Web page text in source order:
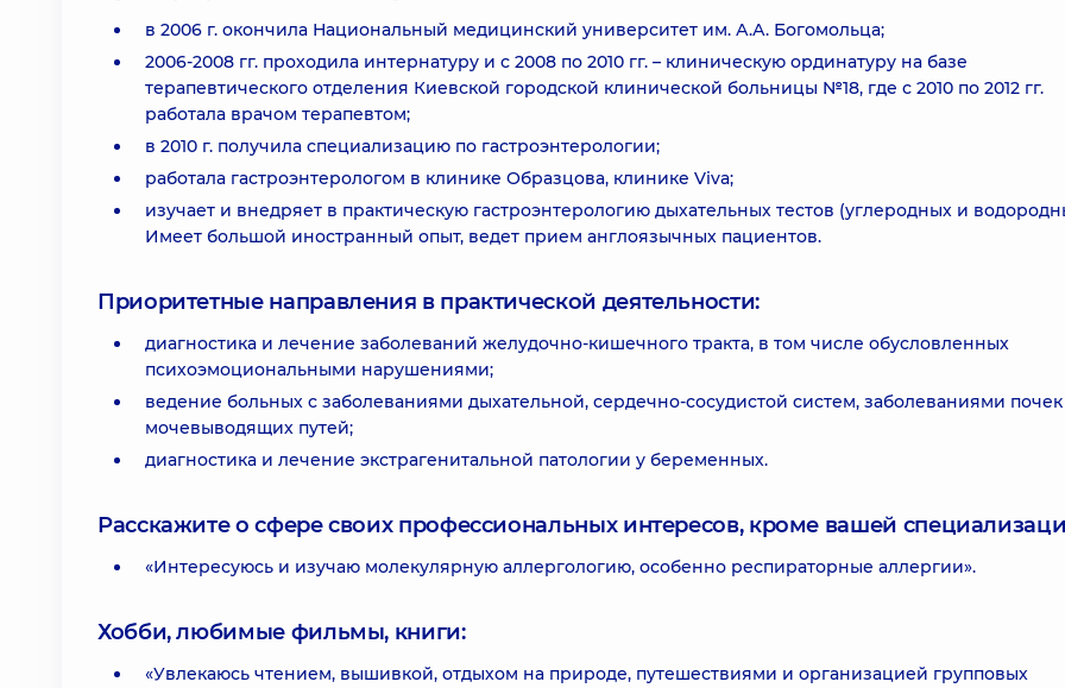
в 2006 г. окончила Национальный медицинский университет им. А.А. Богомольца;
2006-2008 гг. проходила интернатуру и с 2008 по 2010 гг. – клиническую ординатуру на базе
терапевтического отделения Киевской городской клинической больницы №18, где с 2010 по 2012 гг.
работала врачом терапевтом;
в 2010 г. получила специализацию по гастроэнтерологии;
работала гастроэнтерологом в клинике Образцова, клинике Viva;
изучает и внедряет в практическую гастроэнтерологию дыхательных тестов (углеродных и
Имеет большой иностранный опыт, ведет прием англоязычных пациентов.
Приоритетные направления в практической деятельности:
диагностика и лечение заболеваний желудочно-кишечного тракта, в том числе обусловленных
психоэмоциональными нарушениями;
ведение больных с заболеваниями дыхательной, сердечно-сосудистой систем, заболеваниями
мочевыводящих путей;
диагностика и лечение экстрагенитальной патологии у беременных.
Расскажите о сфере своих профессиональных интересов, кроме вашей
«Интересуюсь и изучаю молекулярную аллергологию, особенно респираторные аллергии».
Хобби, любимые фильмы, книги:
«Увлекаюсь чтением, вышивкой, отдыхом на природе, путешествиями и организацией групповых